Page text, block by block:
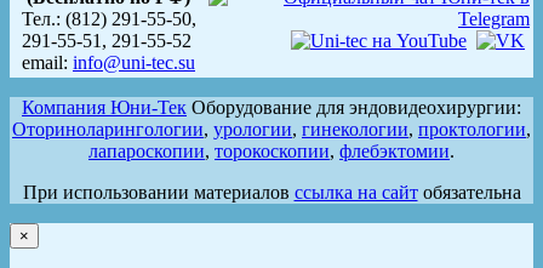
Тел.: (812) 291-55-50,
291-55-51, 291-55-52
email: info@uni-tec.su
Компания Юни-Тек Оборудование для эндовидеохирургии:
Оториноларингологии, урологии, гинекологии, проктологии,
лапароскопии, торокоскопии, флебэктомии.
При использовании материалов ссылка на сайтобязательна
×